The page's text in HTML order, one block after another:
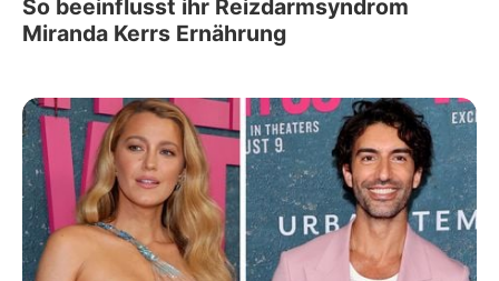
So beeinflusst ihr Reizdarmsyndrom
Miranda Kerrs Ernährung